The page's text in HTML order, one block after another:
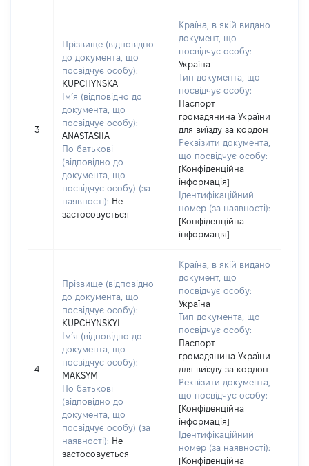
3
Прізвище (відповідно
до документа, що
посвідчує особу):
KUPCHYNSKA
Ім’я (відповідно до
документа, що
посвідчує особу):
ANASTASIIA
По батькові
(відповідно до
документа, що
посвідчує особу) (за
наявності): Не
застосовується
Країна, в якій видано
документ, що
посвідчує особу:
Україна
Тип документа, що
посвідчує особу:
Паспорт
громадянина України
для виїзду за кордон
Реквізити документа,
що посвідчує особу:
[Конфіденційна
інформація]
Ідентифікаційний
номер (за наявності):
[Конфіденційна
інформація]
4
Прізвище (відповідно
до документа, що
посвідчує особу):
KUPCHYNSKYI
Ім’я (відповідно до
документа, що
посвідчує особу):
MAKSYM
По батькові
(відповідно до
документа, що
посвідчує особу) (за
наявності): Не
застосовується
Країна, в якій видано
документ, що
посвідчує особу:
Україна
Тип документа, що
посвідчує особу:
Паспорт
громадянина України
для виїзду за кордон
Реквізити документа,
що посвідчує особу:
[Конфіденційна
інформація]
Ідентифікаційний
номер (за наявності):
[Конфіденційна